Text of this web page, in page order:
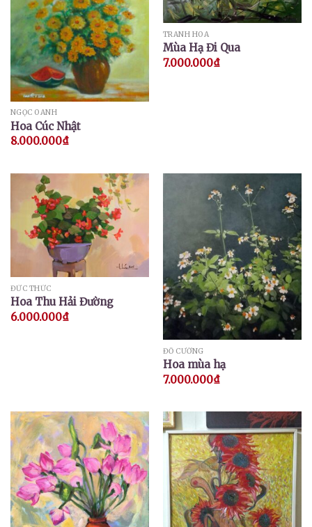
NGỌC OANH
Hoa Cúc Nhật
8.000.000₫
TRANH HOA
Mùa Hạ Đi Qua
7.000.000₫
ĐỨC THỨC
Hoa Thu Hải Đường
6.000.000₫
ĐỖ CƯỜNG
Hoa mùa hạ
7.000.000₫